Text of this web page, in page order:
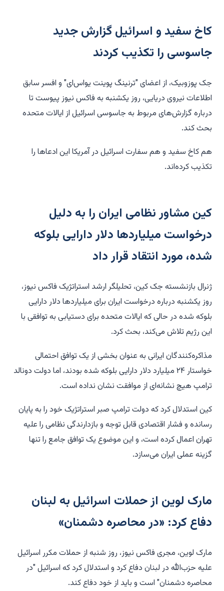
کاخ سفید و اسرائیل گزارش جدید
جاسوسی را تکذیب کردند
جک پوزوبیک، از اعضای "ترنینگ پوینت یو‌اس‌ای" و افسر سابق
اطلاعات نیروی دریایی، روز یکشنبه به فاکس نیوز پیوست تا
درباره گزارش‌های مربوط به جاسوسی اسرائیل از ایالات متحده
بحث کند.
هم کاخ سفید و هم سفارت اسرائیل در آمریکا این ادعاها را
تکذیب کرده‌اند.
کین مشاور نظامی ایران را به دلیل
درخواست میلیاردها دلار دارایی بلوکه
شده، مورد انتقاد قرار داد
ژنرال بازنشسته جک کین، تحلیلگر ارشد استراتژیک فاکس نیوز،
روز یکشنبه درباره درخواست ایران برای میلیاردها دلار دارایی
بلوکه شده در حالی که ایالات متحده برای دستیابی به توافقی با
این رژیم تلاش می‌کند، بحث کرد.
مذاکره‌کنندگان ایرانی به عنوان بخشی از یک توافق احتمالی
خواستار ۲۴ میلیارد دلار دارایی بلوکه شده بودند، اما دولت دونالد
ترامپ هیچ نشانه‌ای از موافقت نشان نداده است.
کین استدلال کرد که دولت ترامپ صبر استراتژیک خود را به پایان
رسانده و فشار اقتصادی قابل توجه و بازدارندگی نظامی را علیه
تهران اعمال کرده است، و این موضوع یک توافق جامع را تنها
گزینه عملی ایران می‌سازد.
مارک لوین از حملات اسرائیل به لبنان
دفاع کرد: «در محاصره دشمنان»
مارک لوین، مجری فاکس نیوز، روز شنبه از حملات مکرر اسرائیل
علیه حزب‌الله در لبنان دفاع کرد و استدلال کرد که اسرائیل "در
محاصره دشمنان" است و باید از خود دفاع کند.